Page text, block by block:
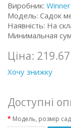
Виробник: Winner
Модель: Садок
Наявність: На
Минимальная
Ціна:
Хочу знижку
Доступні
Модель, розмір